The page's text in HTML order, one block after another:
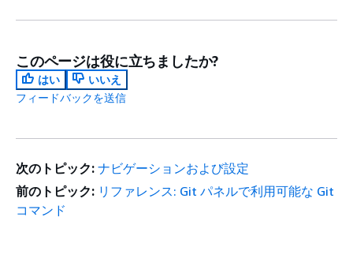
このページは役に立ちましたか?
はい
いいえ
フィードバックを送信
次のトピック: ナビゲーションおよび設定
前のトピック: リファレンス: Git パネルで利用可能な Git
コマンド